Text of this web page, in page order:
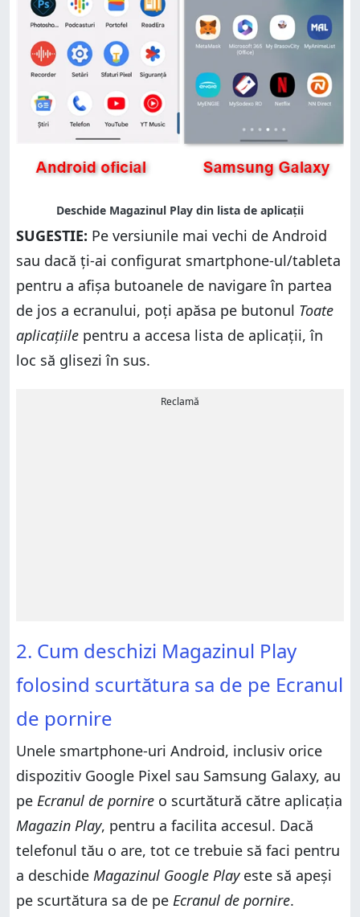
SUGESTIE: Pe versiunile mai vechi de Android
sau dacă ți-ai configurat smartphone-ul/tableta
pentru a afișa butoanele de navigare în partea
de jos a ecranului, poți apăsa pe butonul Toate
aplicațiile pentru a accesa lista de aplicații, în
loc să glisezi în sus.
Reclamă
2. Cum deschizi Magazinul Play
folosind scurtătura sa de pe Ecranul
de pornire
Unele smartphone-uri Android, inclusiv orice
dispozitiv Google Pixel sau Samsung Galaxy, au
pe Ecranul de pornire o scurtătură către aplicația
Magazin Play, pentru a facilita accesul. Dacă
telefonul tău o are, tot ce trebuie să faci pentru
a deschide Magazinul Google Playeste să apeși
pe scurtătura sa de pe Ecranul de pornire.